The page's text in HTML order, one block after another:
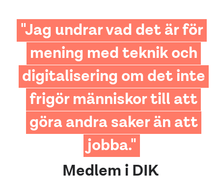
"Jag undrar vad det är för
mening med teknik och
digitalisering om det inte
frigör människor till att
göra andra saker än att
jobba."
Medlem i DIK